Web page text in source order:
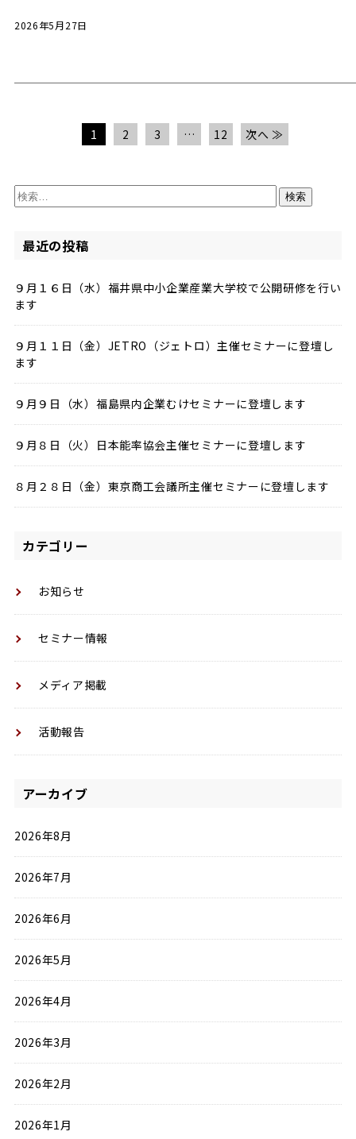
2026年5月27日
1 2 3 … 12 次へ ≫
検
索:
最近の投稿
９月１６日（水）福井県中小企業産業大学校で公開研修を行い
ます
９月１１日（金）JETRO（ジェトロ）主催セミナーに登壇し
ます
９月９日（水）福島県内企業むけセミナーに登壇します
９月８日（火）日本能率協会主催セミナーに登壇します
８月２８日（金）東京商工会議所主催セミナーに登壇します
カテゴリー
お知らせ
セミナー情報
メディア掲載
活動報告
アーカイブ
2026年8月
2026年7月
2026年6月
2026年5月
2026年4月
2026年3月
2026年2月
2026年1月